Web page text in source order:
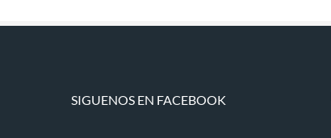
SIGUENOS EN FACEBOOK